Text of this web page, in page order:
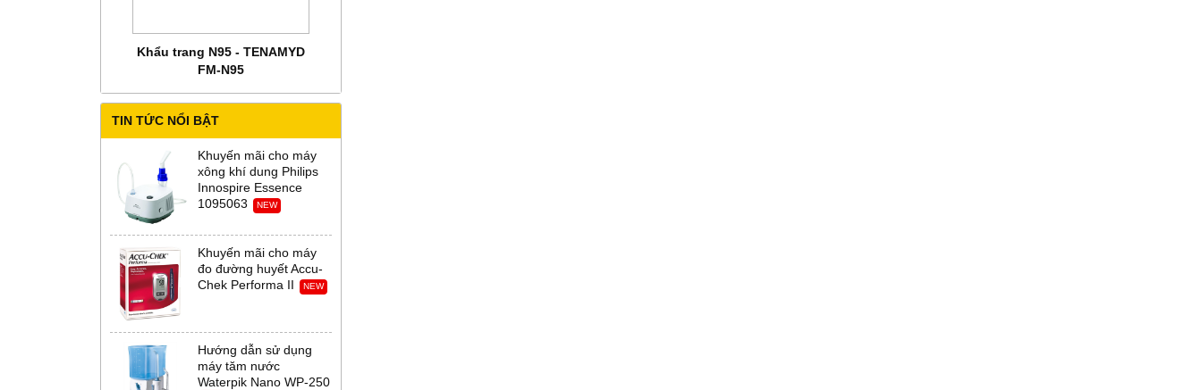
Khẩu trang N95 - TENAMYD
FM-N95
TIN TỨC NỔI BẬT
Khuyến mãi cho máy
xông khí dung Philips
Innospire Essence
1095063
NEW
Khuyến mãi cho máy
đo đường huyết Accu-
Chek Performa II
NEW
Hướng dẫn sử dụng
máy tăm nước
Waterpik Nano WP-250